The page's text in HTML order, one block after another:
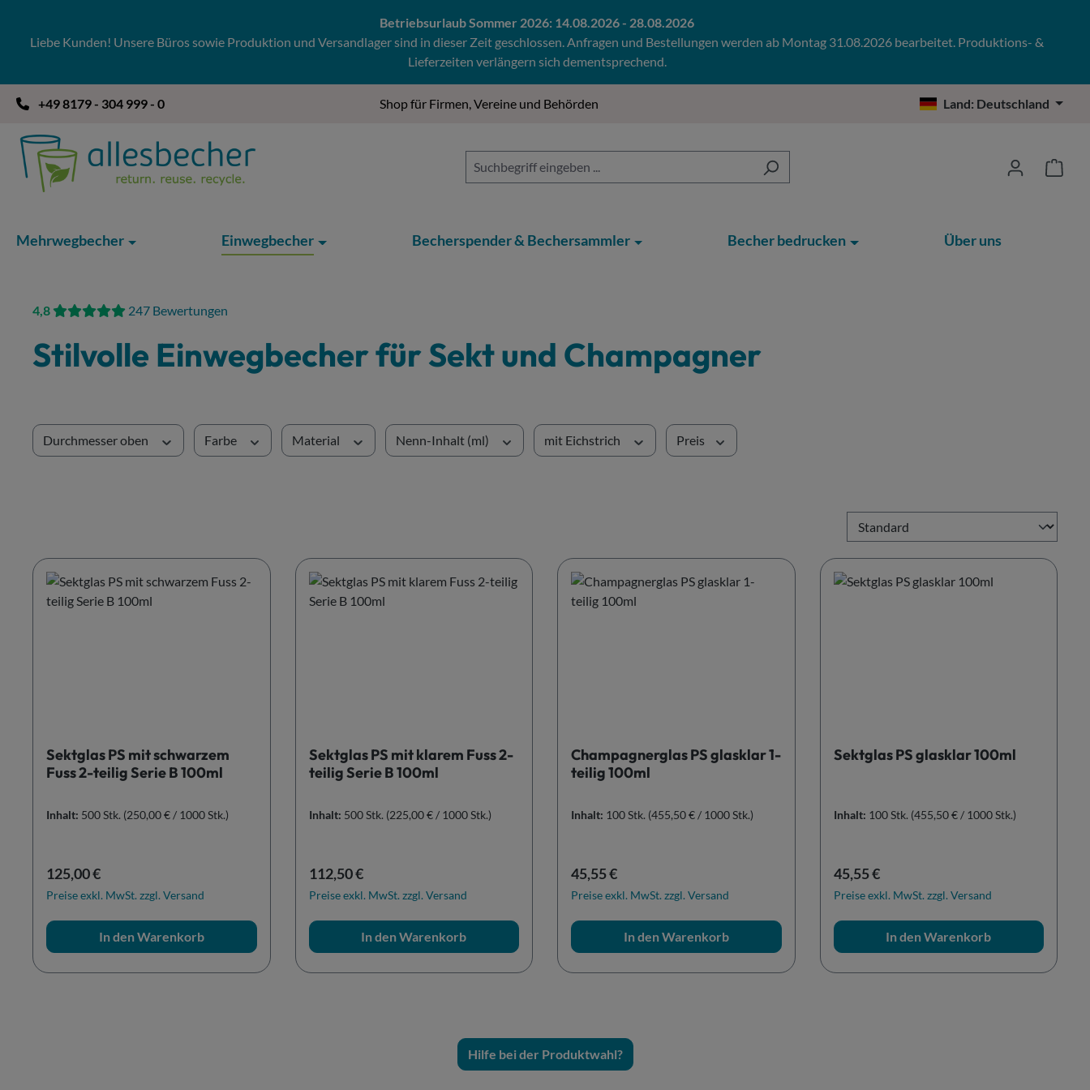
Betriebsurlaub Sommer 2026: 14.08.2026 - 28.08.2026
Liebe Kunden! Unsere Büros sowie Produktion und Versandlager sind in dieser Zeit geschlossen. Anfragen und Bestellungen werden ab Montag 31.08.2026 bearbeitet. Produktions- &
Lieferzeiten verlängern sich dementsprechend.
+49 8179 - 304 999 - 0 Shop für Firmen, Vereine und Behörden Land: Deutschland
Mehrwegbecher Einwegbecher Becherspender & Bechersammler Becher bedrucken Über uns
4,8 247 Bewertungen
Stilvolle Einwegbecher für Sekt und Champagner
Durchmesser oben Farbe Material Nenn-Inhalt (ml) mit Eichstrich Preis
Sektglas PS mit schwarzem
Fuss 2-teilig Serie B 100ml
Inhalt: 500 Stk. (250,00 € / 1000 Stk.)
Regulärer Preis:
125,00 €
Preise exkl. MwSt. zzgl. Versand
In den Warenkorb
Sektglas PS mit klarem Fuss 2-
teilig Serie B 100ml
Inhalt: 500 Stk. (225,00 € / 1000 Stk.)
Regulärer Preis:
112,50 €
Preise exkl. MwSt. zzgl. Versand
In den Warenkorb
Champagnerglas PS glasklar 1-
teilig 100ml
Inhalt: 100 Stk. (455,50 € / 1000 Stk.)
Regulärer Preis:
45,55 €
Preise exkl. MwSt. zzgl. Versand
In den Warenkorb
Sektglas PS glasklar 100ml
Inhalt: 100 Stk. (455,50 € / 1000 Stk.)
Regulärer Preis:
45,55 €
Preise exkl. MwSt. zzgl. Versand
In den Warenkorb
Hilfe bei der Produktwahl?